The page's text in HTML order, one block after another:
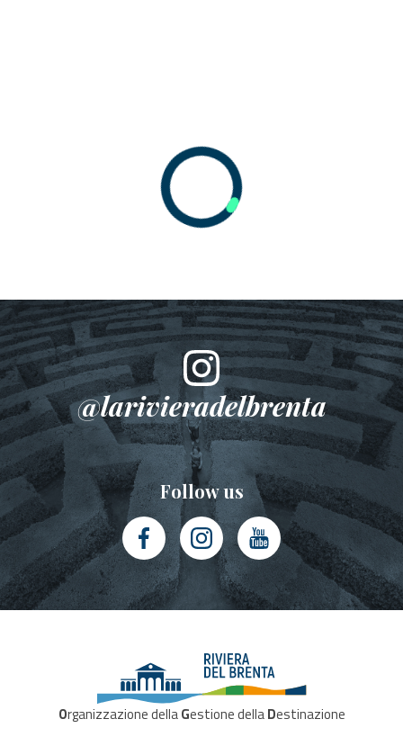
@larivieradelbrenta
Follow us
Organizzazione dellaGestione dellaDestinazione